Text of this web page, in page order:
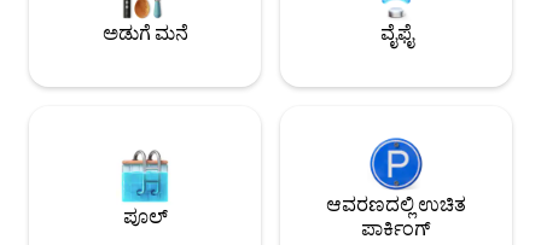
ಸಂತೋಷಪಡುತ್ತೇವೆ.
ಅಡುಗೆ ಮನೆ ವೈಫೈ
ಪೂಲ್
ಆವರಣದಲ್ಲಿ ಉಚಿತ
ಪಾರ್ಕಿಂಗ್